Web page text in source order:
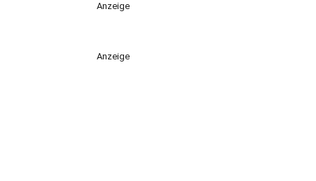
Anzeige
Anzeige